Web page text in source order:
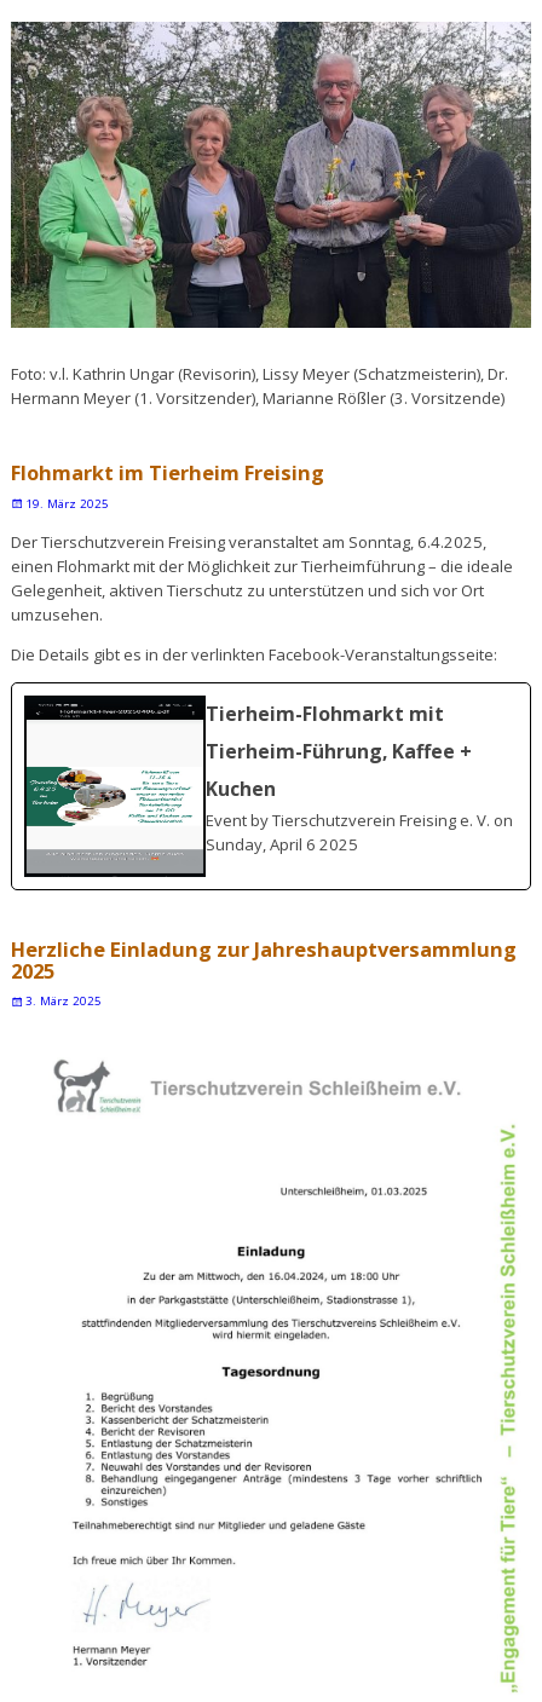
Foto: v.l. Kathrin Ungar (Revisorin), Lissy Meyer (Schatzmeisterin), Dr.
Hermann Meyer (1. Vorsitzender), Marianne Rößler (3. Vorsitzende)
Flohmarkt im Tierheim Freising
19. März 2025
Der Tierschutzverein Freising veranstaltet am Sonntag, 6.4.2025,
einen Flohmarkt mit der Möglichkeit zur Tierheimführung – die ideale
Gelegenheit, aktiven Tierschutz zu unterstützen und sich vor Ort
umzusehen.
Die Details gibt es in der verlinkten Facebook-Veranstaltungsseite:
Tierheim-Flohmarkt mit
Tierheim-Führung, Kaffee +
Kuchen
Event by Tierschutzverein Freising e. V. on
Sunday, April 6 2025
Herzliche Einladung zur Jahreshauptversammlung
2025
3. März 2025